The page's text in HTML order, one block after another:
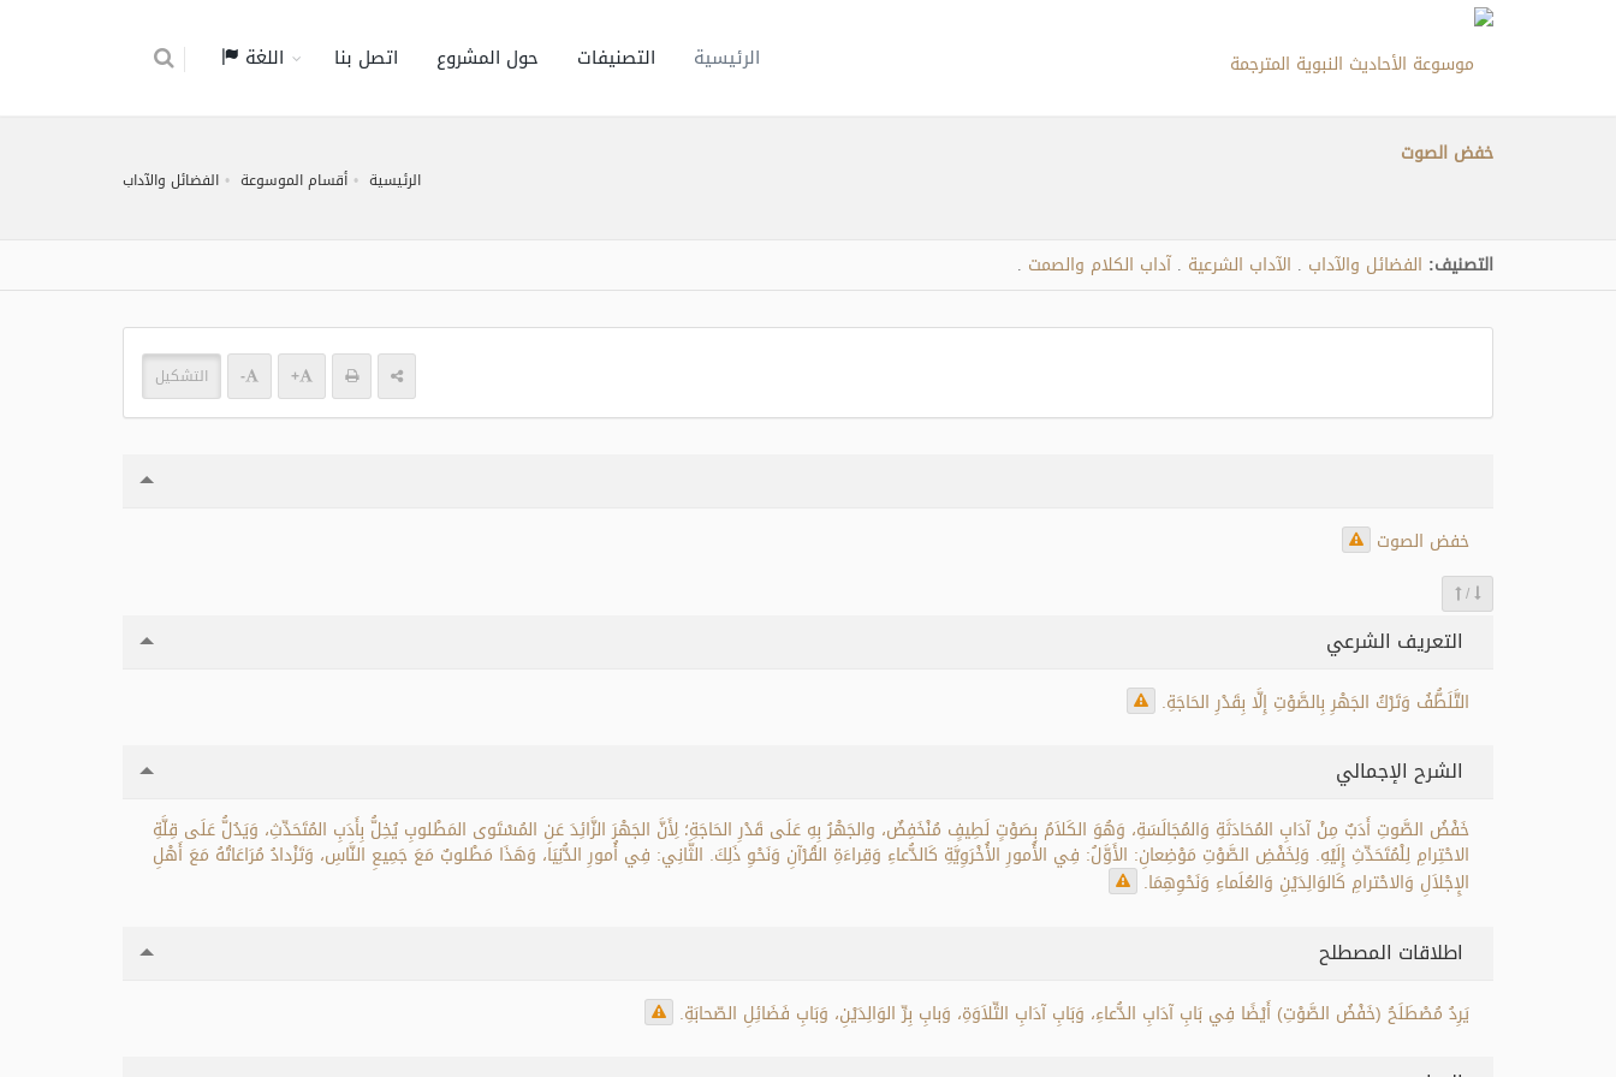
الرئيسية التصنيفات حول المشروع اتصل بنا اللغة
خفض الصوت
الرئيسية أقسام الموسوعة الفضائل والآداب
التصنيف: الفضائل والآداب الآداب الشرعية آداب الكلام والصمت
+
- التشكيل
خفض الصوت
/
التعريف الشرعي
التَّلَطُّفُ وَتَرْكُ الجَهْرِ بِالصَّوْتِ إِلَّا بِقَدْرِ الحَاجَةِ.
الشرح الإجمالي
خَفْضُ الصَّوتِ أَدَبٌ مِنْ آدَابِ المُحَادَثَةِ وَالمُجَالَسَةِ، وَهُوَ الكَلاَمُ بِصَوْتٍ لَطِيفٍ مُنْخَفِضٌ، والجَهْرُ بِهِ عَلَى قَدْرِ الحَاجَةِ؛ لِأَنَّ الجَهْرَ الزَّائِدَ عَنِ المُسْتَوى المَطْلوبِ يُخِلُّ بِأَدَبِ المُتَحَدِّثِ، وَيَدُلُّ عَلَى قِلَّةِ
الاحْتِرامِ لِلْمُتَحَدِّثِ إِلَيْهِ. وَلِخَفْضِ الصَّوْتِ مَوْضِعانِ: الأَوَّلُ: فِي الأُمورِ الأُخْرَوِيَّةِ كَالدُّعاءِ وَقِراءَةِ القُرْآنِ وَنَحْوِ ذَلِكَ. الثَّانِي: فِي أُمورِ الدُّنِيَا، وَهَذَا مَطْلوبٌ مَعَ جَمِيعِ النَّاسِ، وَتَزْدادُ مُرَاعَاتُهُ مَعَ أَهْلِ
الإِجْلاَلِ وَالاحْترامِ كَالوَالِدَيْنِ وَالعُلَماءِ وَنَحْوِهِمَا.
اطلاقات المصطلح
يَرِدُ مُصْطَلَحُ (خَفْضُ الصَّوْتِ) أَيْضًا فِي بَابِ آدَابِ الدُّعاءِ، وَبَابِ آدَابِ التِّلاَوَةِ، وَبابِ بِرِّ الوَالِدَيْنِ، وَبَابِ فَضَائِلِ الصّحابَةِ.